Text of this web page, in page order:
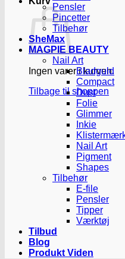
Ingen varer i kurven.
Tilbage til shoppen
Pensler
Pincetter
Tilbehør
SheMax
MAGPIE BEAUTY
Nail Art
Bladguld
Compact
Dust
Folie
Glimmer
Inkie
Nail Art
Pigment
Shapes
Tilbehør
E-file
Pensler
Tipper
Værktøj
Tilbud
Blog
Produkt Viden